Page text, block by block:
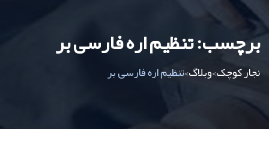
برچسب:تنظیم اره فارسی بر
نجار کوچک>وبلاگ>تنظیم اره فارسی بر